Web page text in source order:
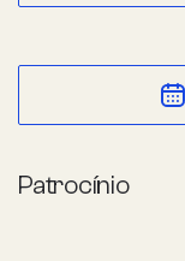
Patrocínio